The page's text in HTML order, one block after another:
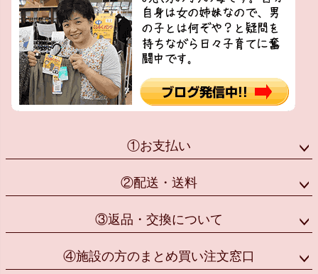
①お支払い
②配送・送料
③返品・交換について
④施設の方のまとめ買い注文窓口